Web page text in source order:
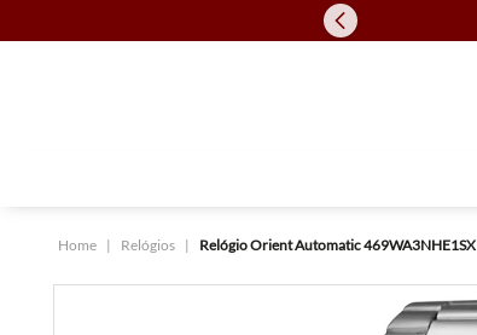
Relógios Relógio Orient Automatic 469WA3NHE1SX